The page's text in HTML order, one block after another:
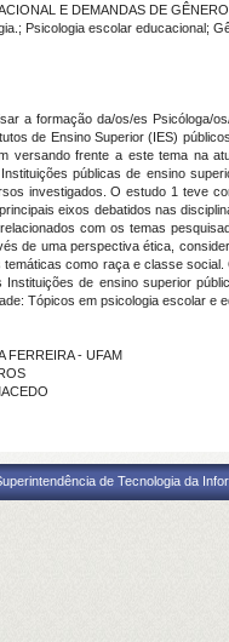
E DEMANDAS DE
Psicologia escolar educacional;
a formação da/os/es Psicóloga/
de Ensino Superior (IES)
versando frente a este tema na
públicas de ensino
investigados. O estudo 1 teve
eixos debatidos nas
com os temas
de uma perspectiva ética,
como raça e classe
de ensino superior
Tópicos em psicologia escolar e
FERREIRA - UFAM
de Tecnologia da